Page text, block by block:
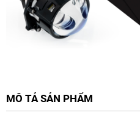
MÔ TẢ SẢN PHẨM